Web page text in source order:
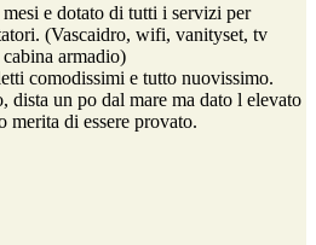
e dotato di tutti i servizi per
(Vascaidro, wifi, vanityset, tv
armadio)
comodissimi e tutto nuovissimo.
dista un po dal mare ma dato l elevato
merita di essere provato.